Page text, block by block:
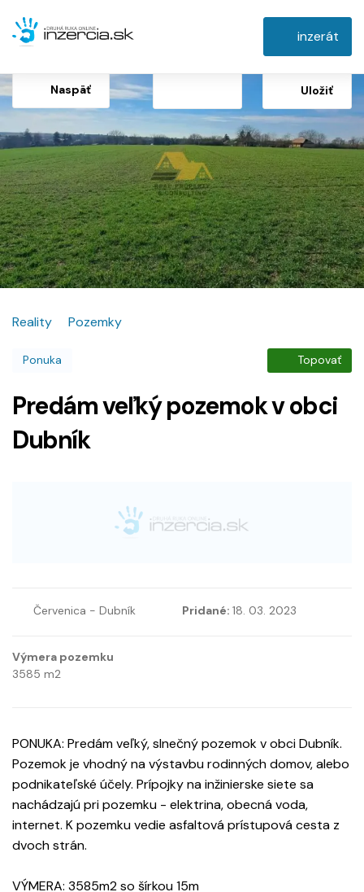
inzerát
Naspäť Uložiť
Reality Pozemky
Ponuka Topovať
Predám veľký pozemok v obci
Dubník
Červenica - Dubník Pridané: 18. 03. 2023
Výmera pozemku
3585 m2
PONUKA: Predám veľký, slnečný pozemok v obci Dubník.
Pozemok je vhodný na výstavbu rodinných domov, alebo
podnikateľské účely. Prípojky na inžinierske siete sa
nachádzajú pri pozemku - elektrina, obecná voda,
internet. K pozemku vedie asfaltová prístupová cesta z
dvoch strán.
VÝMERA: 3585m2 so šírkou 15m